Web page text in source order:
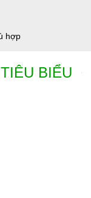
hợp
BIỂU